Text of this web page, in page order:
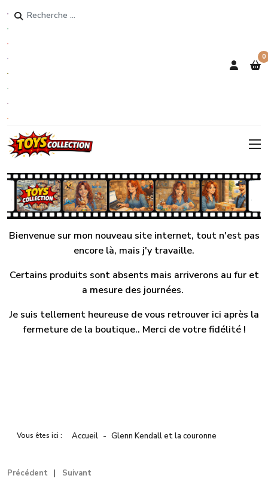
Rechercher
0
Bienvenue sur mon nouveau site internet, tout n'est pas
encore là, mais j'y travaille.
Certains produits sont absents mais arriverons au fur et
a mesure des journées.
Je suis tellement heureuse de vous retrouver ici après la
fermeture de la boutique.. Merci de votre fidélité !
Vous êtes ici : Accueil Glenn Kendall et la couronne
Précédent Suivant